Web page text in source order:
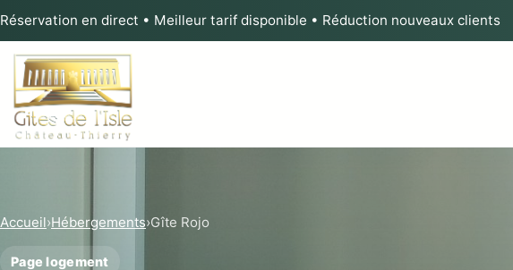
Réservation en direct • Meilleur tarif disponible • Réduction nouveaux clients
Accueil›Hébergements›Gîte Rojo
Page logement